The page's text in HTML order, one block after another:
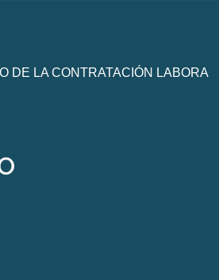
DE LA CONTRATACIÓN LABORA